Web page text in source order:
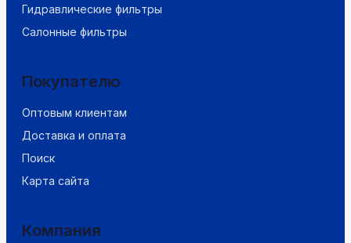
Гидравлические фильтры
Салонные фильтры
Покупателю
Оптовым клиентам
Доставка и оплата
Поиск
Карта сайта
Компания